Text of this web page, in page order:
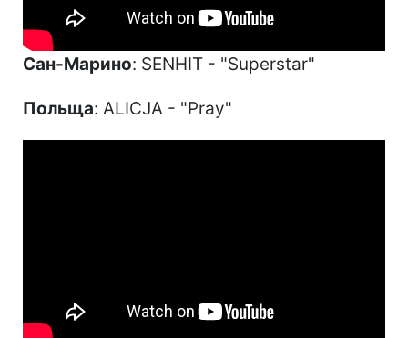
Сан-Марино: SENHIT - "Superstar"
Польща: ALICJA - "Pray"